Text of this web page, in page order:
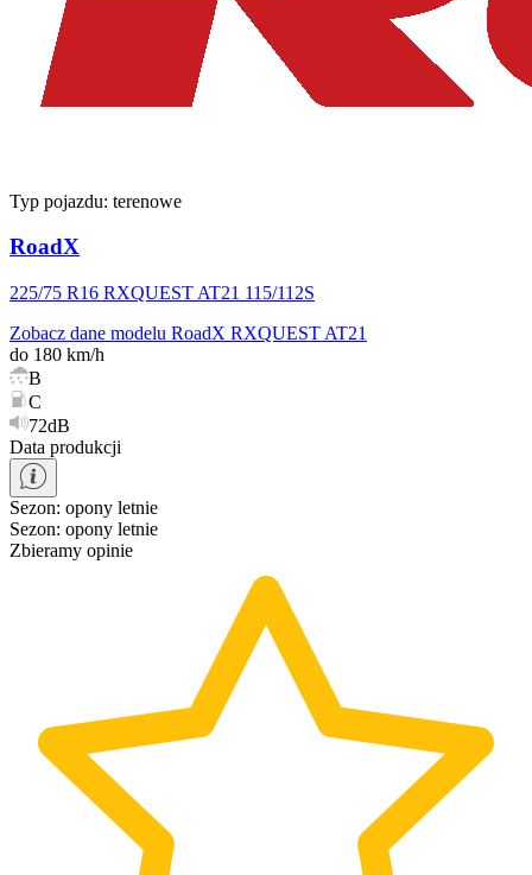
Typ pojazdu: terenowe
RoadX
225/75 R16 RXQUEST AT21 115/112S
Zobacz dane modelu RoadX RXQUEST AT21
do 180 km/h
B
C
72dB
Data produkcji
Sezon: opony letnie
Sezon: opony letnie
Zbieramy opinie